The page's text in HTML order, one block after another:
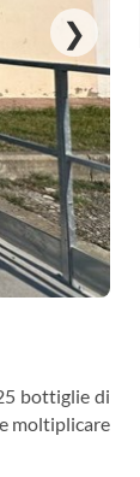
❯
bottiglie di
moltiplicare